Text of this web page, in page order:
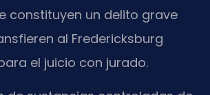
constituyen un delito grave
al Fredericksburg
el juicio con jurado.